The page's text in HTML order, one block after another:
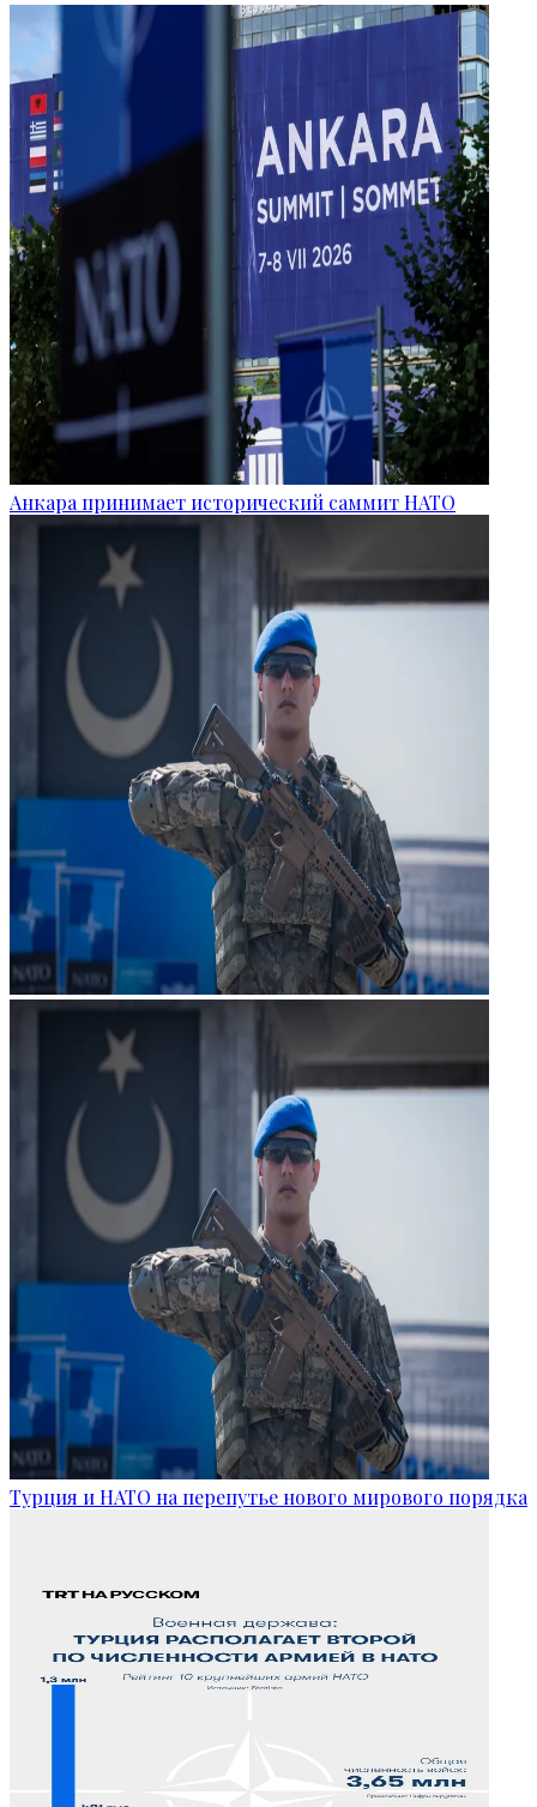
Анкара принимает исторический саммит НАТО
Турция и НАТО на перепутье нового мирового порядка